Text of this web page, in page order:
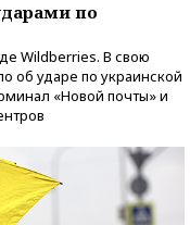
по
Wildberries. В свою
об ударе по украинской
«Новой почты» и